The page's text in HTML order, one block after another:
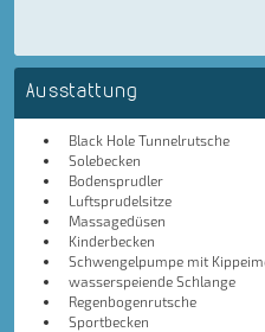
Ausstattung
Black Hole Tunnelrutsche
Solebecken
Bodensprudler
Luftsprudelsitze
Massagedüsen
Kinderbecken
Schwengelpumpe mit
wasserspeiende Schlange
Regenbogenrutsche
Sportbecken